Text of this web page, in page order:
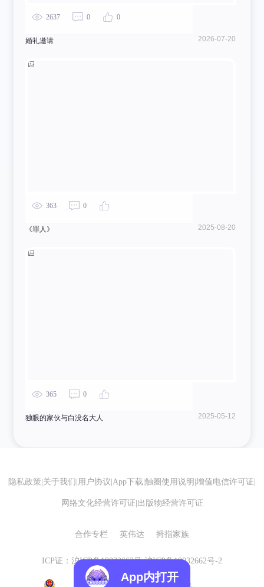
2637 0 0
婚礼邀请 2026-07-20
363 0
《罪人》 2025-08-20
365 0
独眼的家伙与白没名大人 2025-05-12
隐私政策 关于我们 用户协议 App下载 触圈使用说明 增值电信许可证
网络文化经营许可证 出版物经营许可证
合作专栏 英伟达 拇指家族
ICP证：沪ICP备19032662号 沪ICP备19032662号-2
App内打开